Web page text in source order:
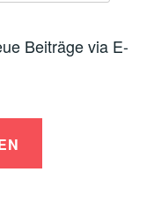
Beiträge via E-